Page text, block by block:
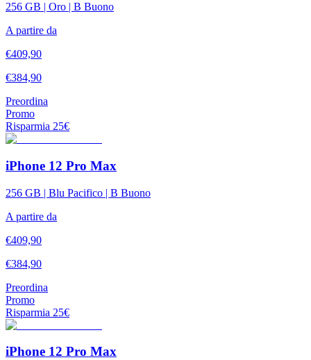
256 GB | Oro | B Buono
A partire da
€409,90
€384,90
Preordina
Promo
Risparmia 25€
iPhone 12 Pro Max
256 GB | Blu Pacifico | B Buono
A partire da
€409,90
€384,90
Preordina
Promo
Risparmia 25€
iPhone 12 Pro Max